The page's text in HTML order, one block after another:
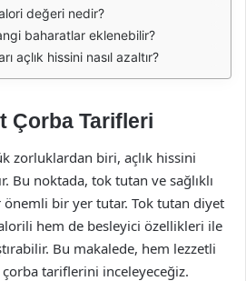
değeri nedir?
baharatlar eklenebilir?
açlık hissini nasıl azaltır?
Çorba Tarifleri
zorluklardan biri, açlık hissini
Bu noktada, tok tutan ve sağlıklı
bir yer tutar. Tok tutan diyet
hem de besleyici özellikleri ile
Bu makalede, hem lezzetli
tariflerini inceleyeceğiz.